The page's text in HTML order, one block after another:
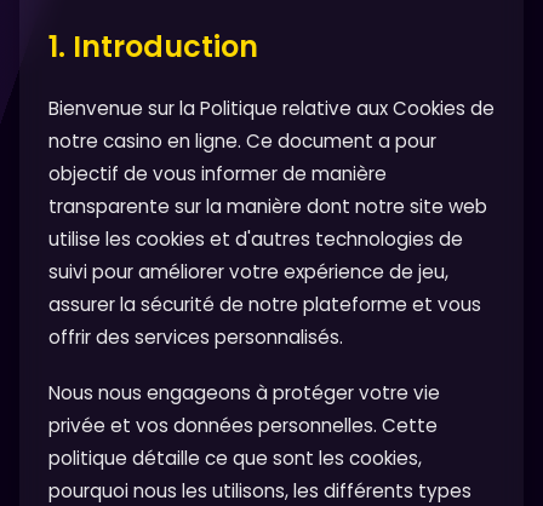
1. Introduction
Bienvenue sur la Politique relative aux Cookies de
notre casino en ligne. Ce document a pour
objectif de vous informer de manière
transparente sur la manière dont notre site web
utilise les cookies et d'autres technologies de
suivi pour améliorer votre expérience de jeu,
assurer la sécurité de notre plateforme et vous
offrir des services personnalisés.
Nous nous engageons à protéger votre vie
privée et vos données personnelles. Cette
politique détaille ce que sont les cookies,
pourquoi nous les utilisons, les différents types